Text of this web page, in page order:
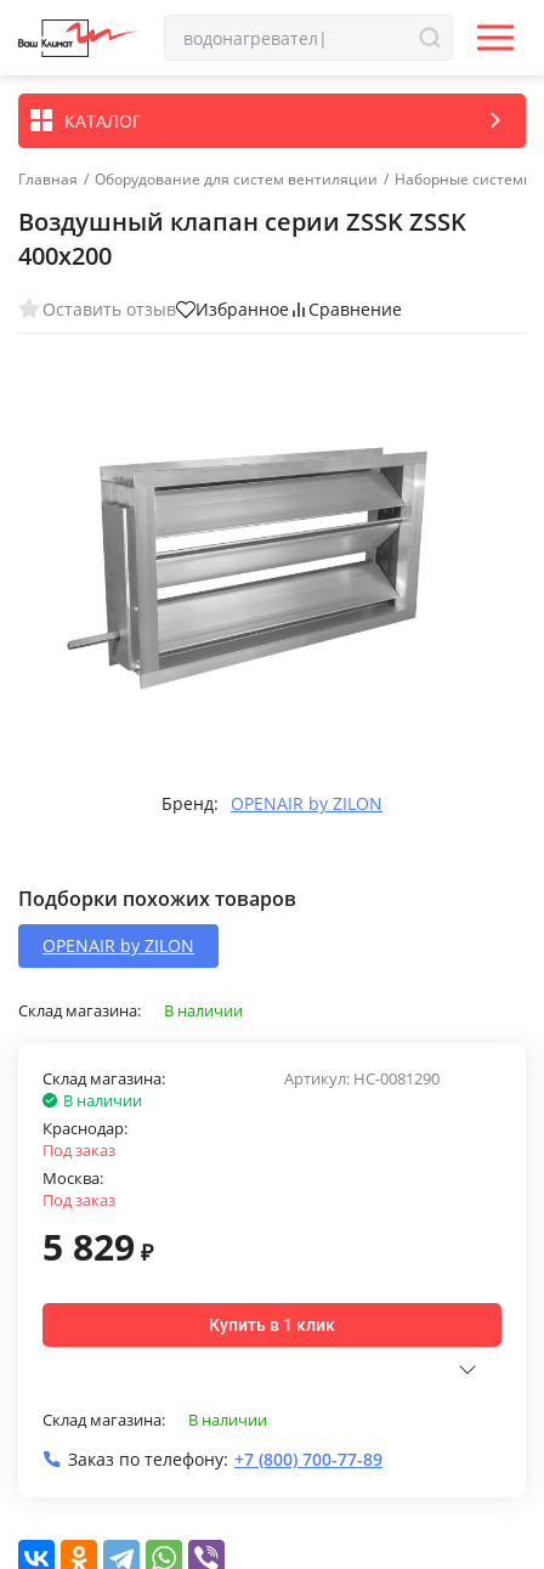
КАТАЛОГ
Главная / Оборудование для систем вентиляции / Наборные системы
Воздушный клапан серии ZSSK ZSSK
400х200
Оставить отзыв Избранное Сравнение
Бренд: OPENAIR by ZILON
Подборки похожих товаров
OPENAIR by ZILON
Склад магазина: В наличии
Артикул: НС-0081290
Склад магазина:
В наличии
Краснодар:
Под заказ
Москва:
Под заказ
5 829 ₽
Купить в 1 клик
Склад магазина: В наличии
Заказ по телефону: +7 (800) 700-77-89